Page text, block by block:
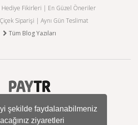
şekilde faydalanabilmeniz
ziyaretleri
Hediye Fikirleri | En Güzel Öneriler
Siparişi | Aynı Gün Teslimat
Tüm Blog Yazıları